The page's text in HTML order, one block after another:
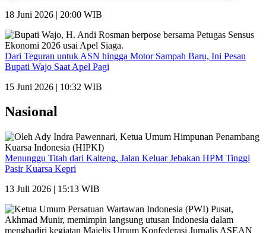
18 Juni 2026 | 20:00 WIB
Dari Teguran untuk ASN hingga Motor Sampah Baru, Ini Pesan
Bupati Wajo Saat Apel Pagi
15 Juni 2026 | 10:32 WIB
Nasional
Menunggu Titah dari Kalteng, Jalan Keluar Jebakan HPM Tinggi
Pasir Kuarsa Kepri
13 Juli 2026 | 15:13 WIB